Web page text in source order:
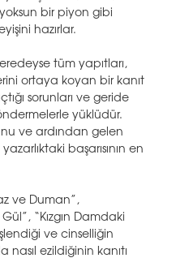
bir piyon gibi
hazırlar.
tüm yapıtları,
ortaya koyan bir kanıt
sorunları ve geride
yüklüdür.
ve ardından gelen
başarısının en
ve Duman”,
“Kızgın Damdaki
ve cinselliğin
ezildiğinin kanıtı